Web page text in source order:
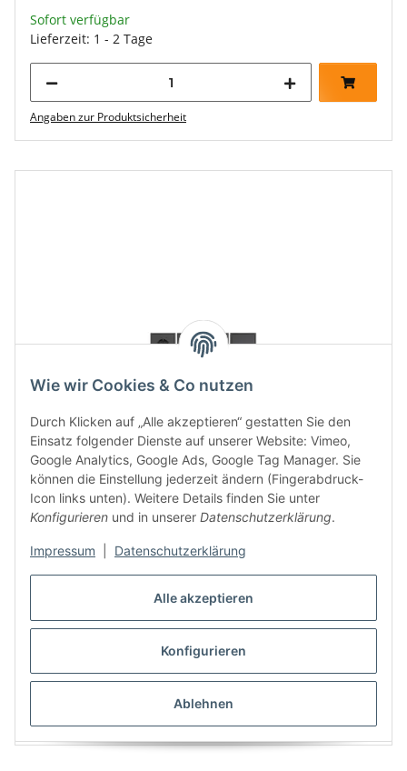
Alle akzeptieren
Konfigurieren
Ablehnen
Wie wir Cookies & Co nutzen
Durch Klicken auf „Alle akzeptieren“ gestatten Sie den
Einsatz folgender Dienste auf unserer Website: Vimeo,
Google Analytics, Google Ads, Google Tag Manager. Sie
können die Einstellung jederzeit ändern (Fingerabdruck-
Icon links unten). Weitere Details finden Sie unter
Konfigurieren und in unserer Datenschutzerklärung.
Impressum Datenschutzerklärung
Sofort verfügbar
Lieferzeit: 1 - 2 Tage
Angaben zur Produktsicherheit
Schalter und Steckdosen Set McPower Shallow
Einsteiger 16-teilig Steckanschluss anthrazit
27,18 €*
Sofort verfügbar
Angaben zur Produktsicherheit